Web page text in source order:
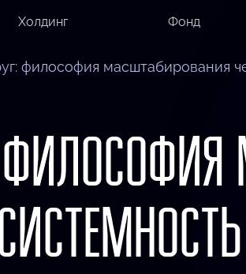
Холдинг Фонд
философия масштабирования